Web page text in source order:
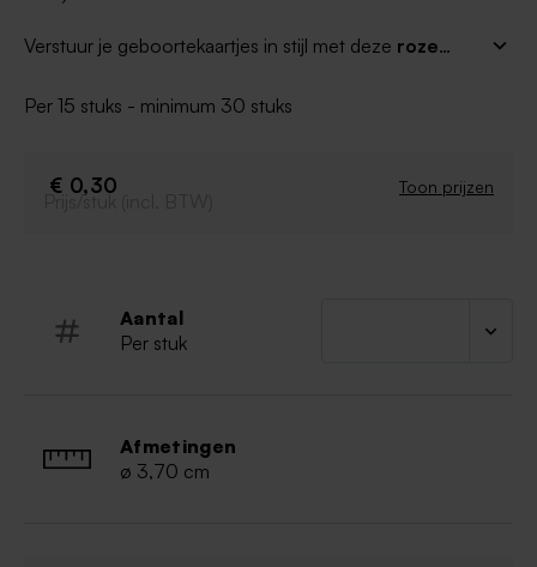
Verstuur je geboortekaartjes in stijl met deze roze
ideale versiering voor jouw envelopjes. Perfect te
Per 15 stuks - minimum 30 stuks
€ 0,30 Toon prijzen
Prijs/stuk (incl. BTW)
Aantal
Per stuk
Afmetingen
ø 3,70 cm